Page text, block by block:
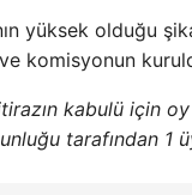
yüksek olduğu
komisyonun
kabulü için
tarafından 1